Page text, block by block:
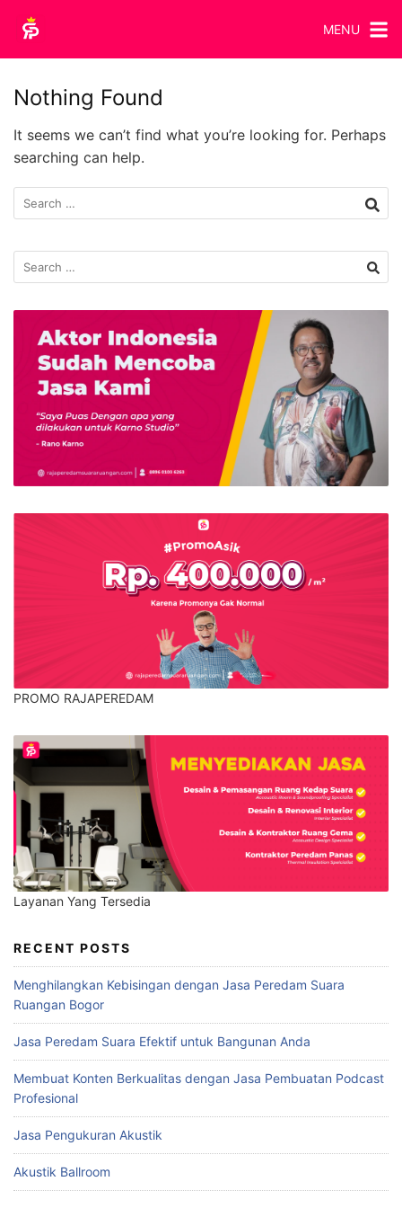
MENU
Nothing Found
It seems we can’t find what you’re looking for. Perhaps
searching can help.
PROMO RAJAPEREDAM
Layanan Yang Tersedia
RECENT POSTS
Menghilangkan Kebisingan dengan Jasa Peredam Suara
Ruangan Bogor
Jasa Peredam Suara Efektif untuk Bangunan Anda
Membuat Konten Berkualitas dengan Jasa Pembuatan Podcast
Profesional
Jasa Pengukuran Akustik
Akustik Ballroom